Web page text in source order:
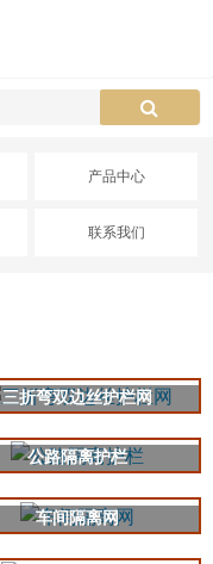
产品中心
联系我们
三折弯双边丝护栏网
公路隔离护栏
车间隔离网